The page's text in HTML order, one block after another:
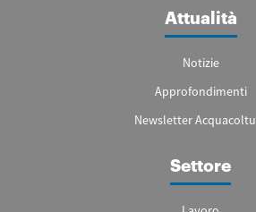
Attualità
Notizie
Approfondimenti
Newsletter
Settore